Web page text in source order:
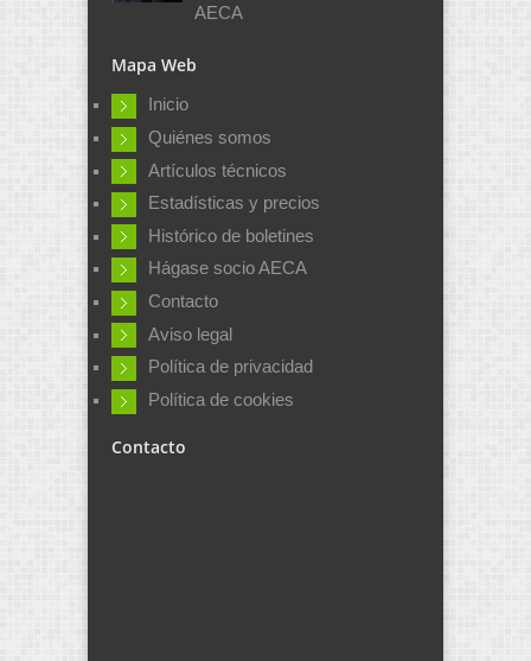
AECA
Mapa Web
Inicio
Quiénes somos
Artículos técnicos
Estadísticas y precios
Histórico de boletines
Hágase socio AECA
Contacto
Aviso legal
Política de privacidad
Política de cookies
Contacto